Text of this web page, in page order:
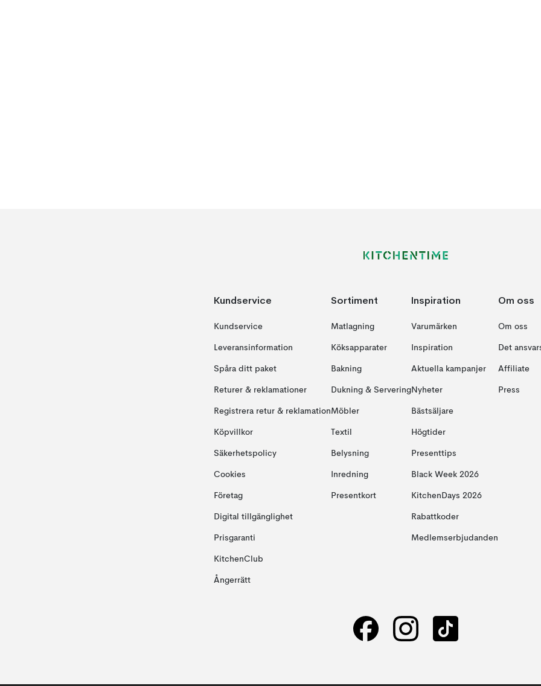
Kundservice
Kundservice
Leveransinformation
Spåra ditt paket
Returer & reklamationer
Registrera retur & reklamation
Köpvillkor
Säkerhetspolicy
Cookies
Företag
Digital tillgänglighet
Prisgaranti
KitchenClub
Ångerrätt
Sortiment
Matlagning
Köksapparater
Bakning
Dukning & Servering
Möbler
Textil
Belysning
Inredning
Presentkort
Inspiration
Varumärken
Inspiration
Aktuella kampanjer
Nyheter
Bästsäljare
Högtider
Presenttips
Black Week 2026
KitchenDays 2026
Rabattkoder
Medlemserbjudanden
Om oss
Om oss
Det
Affiliate
Press